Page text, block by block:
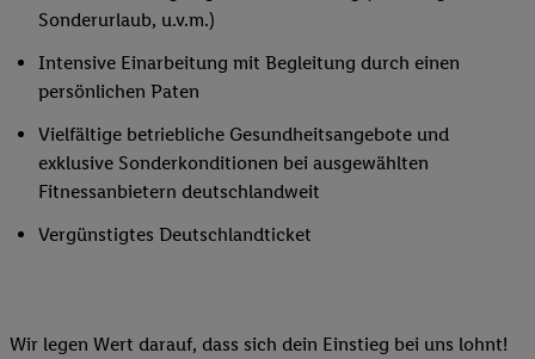
Sonderurlaub, u.v.m.)
Intensive Einarbeitung mit Begleitung durch einen
persönlichen Paten
Vielfältige betriebliche Gesundheitsangebote und
exklusive Sonderkonditionen bei ausgewählten
Fitnessanbietern deutschlandweit
Vergünstigtes Deutschlandticket
Wir legen Wert darauf, dass sich dein Einstieg bei uns lohnt!